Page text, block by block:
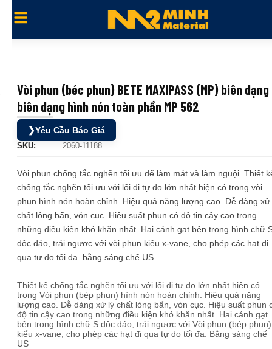
Vòi phun (béc phun) BETE MAXIPASS (MP) biên dạng
biên dạng hình nón toàn phần MP 562
❯Yêu Cầu Báo Giá
SKU: 2060-11188
Vòi phun chống tắc nghẽn tối ưu để làm mát và làm nguội. Thiết
chống tắc nghẽn tối ưu với lối đi tự do lớn nhất hiện có trong vòi
phun hình nón hoàn chỉnh. Hiệu quả năng lượng cao. Dễ dàng xử
chất lỏng bẩn, vón cục. Hiệu suất phun có độ tin cậy cao trong
những điều kiện khó khăn nhất. Hai cánh gạt bên trong hình chữ
độc đáo, trái ngược với vòi phun kiểu x-vane, cho phép các hạt đi
qua tự do tối đa. bằng sáng chế US
Thiết kế chống tắc nghẽn tối ưu với lối đi tự do lớn nhất hiện có
trong Vòi phun (bép phun) hình nón hoàn chỉnh. Hiệu quả năng
lượng cao. Dễ dàng xử lý chất lỏng bẩn, vón cục. Hiệu suất phun
độ tin cậy cao trong những điều kiện khó khăn nhất. Hai cánh gạt
bên trong hình chữ S độc đáo, trái ngược với Vòi phun (bép phun)
kiểu x-vane, cho phép các hạt đi qua tự do tối đa. Bằng sáng chế
US